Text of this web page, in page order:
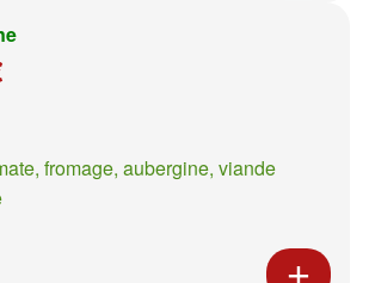
fromage, aubergine, viande